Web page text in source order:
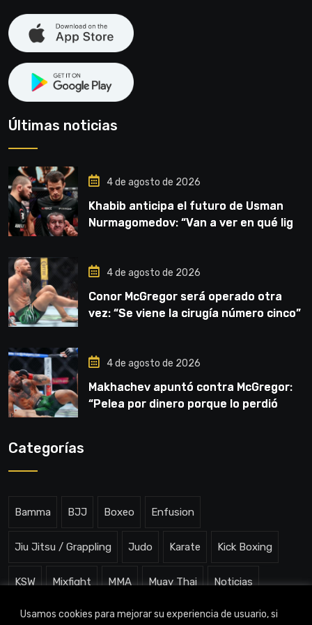
Usamos cookies para mejorar su experiencia de usuario, si
Últimas noticias
4 de agosto de 2026
Khabib anticipa el futuro de Usman
Nurmagomedov: “Van a ver en qué liga
4 de agosto de 2026
Conor McGregor será operado otra
vez: “Se viene la cirugía número cinco”
4 de agosto de 2026
Makhachev apuntó contra McGregor:
“Pelea por dinero porque lo perdió
Categorías
Bamma BJJ Boxeo Enfusion
Jiu Jitsu / Grappling Judo Karate Kick Boxing
KSW Mixfight MMA Muay Thai Noticias
One ChampionShip Slam Arena Uncategorized